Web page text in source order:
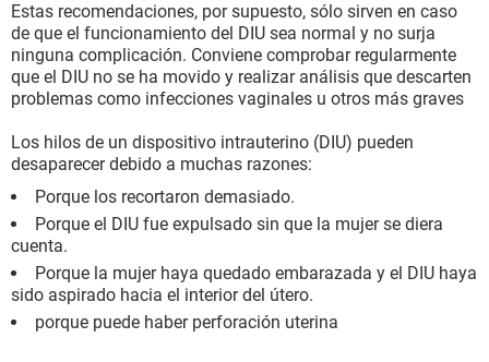
Estas recomendaciones, por supuesto, sólo sirven en caso
de que el funcionamiento del DIU sea normal y no surja
ninguna complicación. Conviene comprobar regularmente
que el DIU no se ha movido y realizar análisis que descarten
problemas como infecciones vaginales u otros más graves
Los hilos de un dispositivo intrauterino (DIU) pueden
desaparecer debido a muchas razones:
Porque los recortaron demasiado.
Porque el DIU fue expulsado sin que la mujer se diera
cuenta.
Porque la mujer haya quedado embarazada y el DIU haya
sido aspirado hacia el interior del útero.
porque puede haber perforación uterina